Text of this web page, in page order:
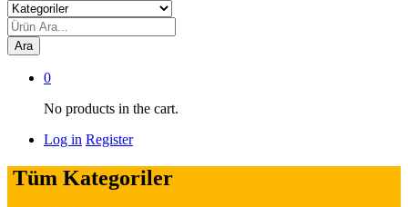
Ara
0
No products in the cart.
Log in Register
Tüm Kategoriler